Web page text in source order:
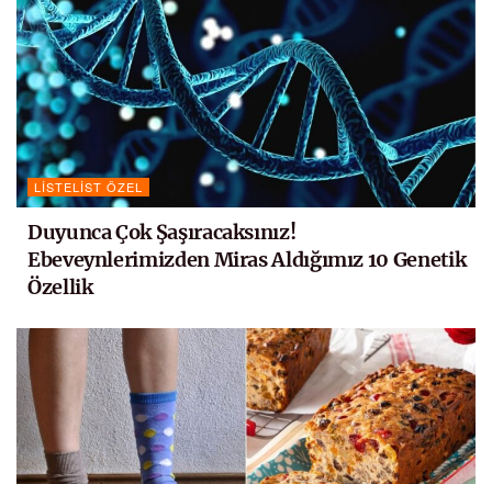
LISTELIST ÖZEL
Duyunca Çok Şaşıracaksınız!
Ebeveynlerimizden Miras Aldığımız 10 Genetik
Özellik